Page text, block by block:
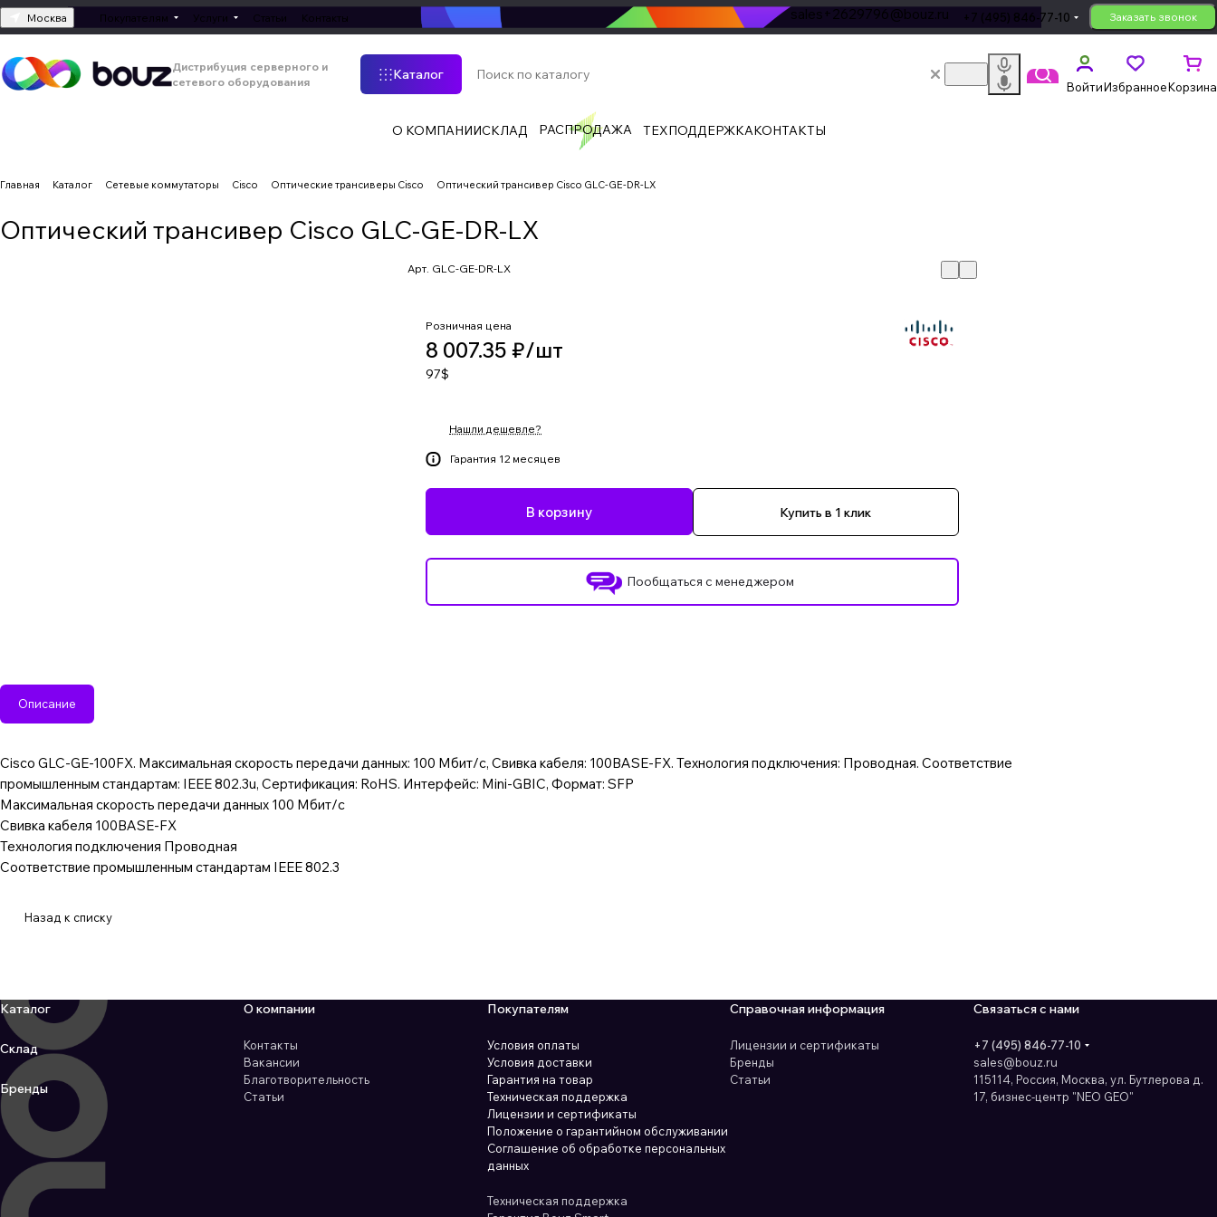
Москва Покупателям Услуги Статьи Контакты sales+2629796@bouz.ru +7 (495) 846-77-10 Заказать звонок
Дистрибуция серверного и
сетевого оборудования
Каталог
ВойтиИзбранноеКорзина
О КОМПАНИИСКЛАД РАСПРОДАЖА ТЕХПОДДЕРЖКАКОНТАКТЫ
Главная Каталог Сетевые коммутаторы Cisco Оптические трансиверы Cisco Оптический трансивер Cisco GLC-GE-DR-LX
Оптический трансивер Cisco GLC-GE-DR-LX
Арт. GLC-GE-DR-LX
Розничная цена
8 007.35 ₽/шт
97$
В корзину Купить в 1 клик
Пообщаться с менеджером
Нашли дешевле?
Гарантия 12 месяцев
Описание
Cisco GLC-GE-100FX. Максимальная скорость передачи данных: 100 Мбит/с, Свивка кабеля: 100BASE-FX. Технология подключения: Проводная. Соответствие
промышленным стандартам: IEEE 802.3u, Сертификация: RoHS. Интерфейс: Mini-GBIC, Формат: SFP
Максимальная скорость передачи данных 100 Мбит/с
Свивка кабеля 100BASE-FX
Технология подключения Проводная
Соответствие промышленным стандартам IEEE 802.3
Назад к списку
Каталог
Склад
Бренды
О компании
Контакты
Вакансии
Благотворительность
Статьи
Покупателям
Условия оплаты
Условия доставки
Гарантия на товар
Техническая поддержка
Лицензии и сертификаты
Положение о гарантийном обслуживании
Соглашение об обработке персональных
данных
Техническая поддержка
Справочная информация
Лицензии и сертификаты
Бренды
Статьи
Связаться с нами
+7 (495) 846-77-10
sales@bouz.ru
115114, Россия, Москва, ул. Бутлерова д.
17, бизнес-центр "NEO GEO"